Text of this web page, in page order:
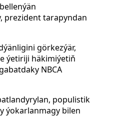
prezident tarapyndan
görkezýär,
ýetiriji häkimiýetiň
NBCA
populistik
ýokarlanmagy bilen